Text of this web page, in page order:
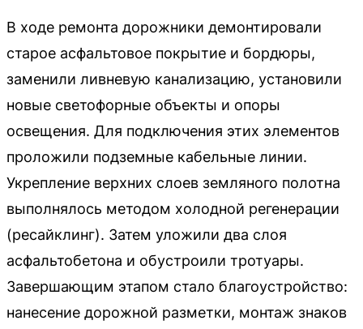
В ходе ремонта дорожники демонтировали
старое асфальтовое покрытие и бордюры,
заменили ливневую канализацию, установили
новые светофорные объекты и опоры
освещения. Для подключения этих элементов
проложили подземные кабельные линии.
Укрепление верхних слоев земляного полотна
выполнялось методом холодной регенерации
(ресайклинг). Затем уложили два слоя
асфальтобетона и обустроили тротуары.
Завершающим этапом стало благоустройство:
нанесение дорожной разметки, монтаж знаков